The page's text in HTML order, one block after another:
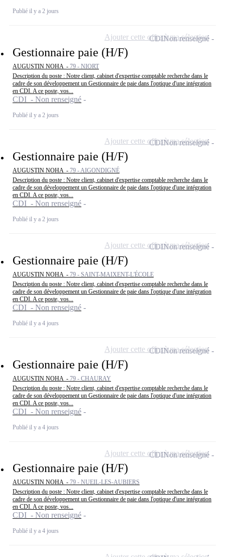
Publié il y a 2 jours
Gestionnaire paie (H/F)
AUGUSTIN NOHA - 79 - NIORT
Description du poste : Notre client, cabinet d'expertise comptable recherche dans le
cadre de son développement un Gestionnaire de paie dans l'optique d'une intégration
en CDI. A ce poste, vos...
CDI - Non renseigné
Publié il y a 2 jours
CDINon renseigné
Ajouter cette offre à ma sélection
Gestionnaire paie (H/F)
AUGUSTIN NOHA - 79 - AIGONDIGNÉ
Description du poste : Notre client, cabinet d'expertise comptable recherche dans le
cadre de son développement un Gestionnaire de paie dans l'optique d'une intégration
en CDI. A ce poste, vos...
CDI - Non renseigné
Publié il y a 2 jours
CDINon renseigné
Ajouter cette offre à ma sélection
Gestionnaire paie (H/F)
AUGUSTIN NOHA - 79 - SAINT-MAIXENT-L'ÉCOLE
Description du poste : Notre client, cabinet d'expertise comptable recherche dans le
cadre de son développement un Gestionnaire de paie dans l'optique d'une intégration
en CDI. A ce poste, vos...
CDI - Non renseigné
Publié il y a 4 jours
CDINon renseigné
Ajouter cette offre à ma sélection
Gestionnaire paie (H/F)
AUGUSTIN NOHA - 79 - CHAURAY
Description du poste : Notre client, cabinet d'expertise comptable recherche dans le
cadre de son développement un Gestionnaire de paie dans l'optique d'une intégration
en CDI. A ce poste, vos...
CDI - Non renseigné
Publié il y a 4 jours
CDINon renseigné
Ajouter cette offre à ma sélection
Gestionnaire paie (H/F)
AUGUSTIN NOHA - 79 - NUEIL-LES-AUBIERS
Description du poste : Notre client, cabinet d'expertise comptable recherche dans le
cadre de son développement un Gestionnaire de paie dans l'optique d'une intégration
en CDI. A ce poste, vos...
CDI - Non renseigné
Publié il y a 4 jours
CDINon renseigné
Ajouter cette offre à ma sélection